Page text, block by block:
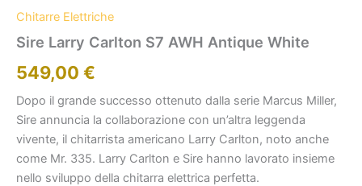
Chitarre Elettriche
Sire Larry Carlton S7 AWH Antique White
549,00 €
Dopo il grande successo ottenuto dalla serie Marcus Miller,
Sire annuncia la collaborazione con un’altra leggenda
vivente, il chitarrista americano Larry Carlton, noto anche
come Mr. 335. Larry Carlton e Sire hanno lavorato insieme
nello sviluppo della chitarra elettrica perfetta.